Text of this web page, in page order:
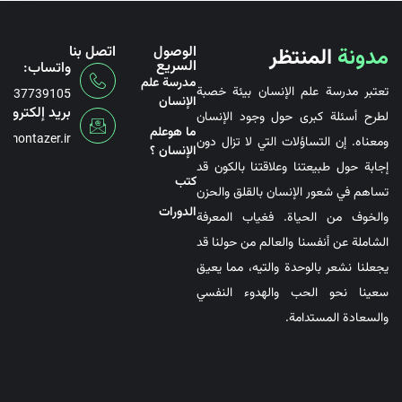
مدونة المنتظر
تعتبر مدرسة علم الإنسان بيئة خصبة
لطرح أسئلة كبرى حول وجود الإنسان
ومعناه. إن التساؤلات التي لا تزال دون
إجابة حول طبيعتنا وعلاقتنا بالكون قد
تساهم في شعور الإنسان بالقلق والحزن
والخوف من الحياة. فغياب المعرفة
الشاملة عن أنفسنا والعالم من حولنا قد
يجعلنا نشعر بالوحدة والتيه، مما يعيق
سعينا نحو الحب والهدوء النفسي
والسعادة المستدامة.
الوصول
السريع
مدرسة علم
الإنسان
ما هوعلم
الإنسان ؟
کتب
الدورات
اتصل بنا
واتساب:
بريد